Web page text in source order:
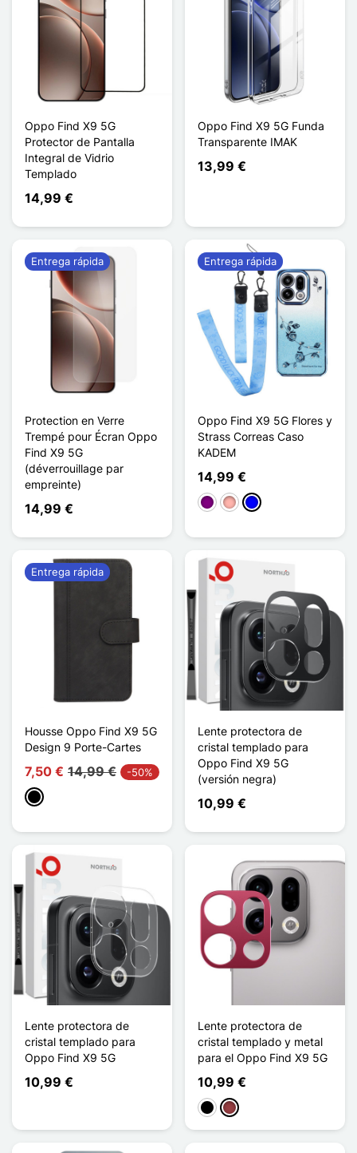
Oppo Find X9 5G
Protector de Pantalla
Integral de Vidrio
Templado
14,99 €
Oppo Find X9 5G Funda
Transparente IMAK
13,99 €
Protection en Verre
Trempé pour Écran Oppo
Find X9 5G
(déverrouillage par
empreinte)
14,99 €
Entrega rápida
Oppo Find X9 5G Flores y
Strass Correas Caso
KADEM
14,99 €
PúrpuraOro rosa
Azul
Entrega rápida
Housse Oppo Find X9 5G
Design 9 Porte-Cartes
7,50 € 14,99 € -50%
Negro
Entrega rápida
Lente protectora de
cristal templado para
Oppo Find X9 5G
(versión negra)
10,99 €
Lente protectora de
cristal templado para
Oppo Find X9 5G
10,99 €
Lente protectora de
cristal templado y metal
para el Oppo Find X9 5G
10,99 €
NegroRojo oscuro